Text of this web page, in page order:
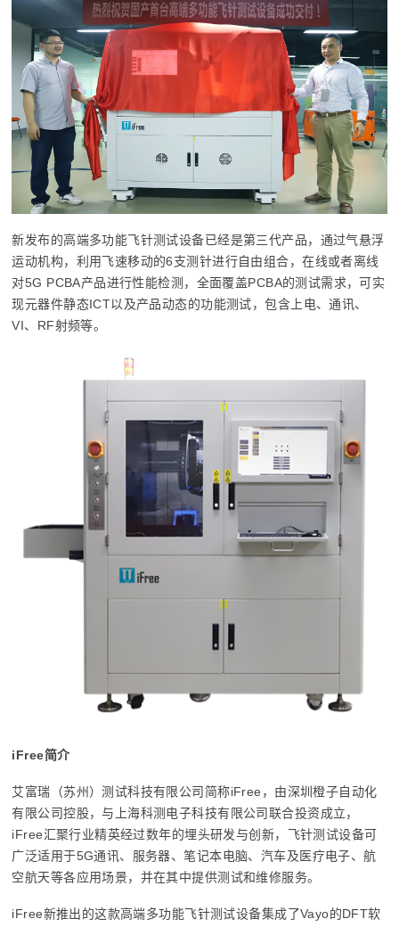
新发布的高端多功能飞针测试设备已经是第三代产品，通过气悬浮
运动机构，利用飞速移动的6支测针进行自由组合，在线或者离线
对5G PCBA产品进行性能检测，全面覆盖PCBA的测试需求，可实
现元器件静态ICT以及产品动态的功能测试，包含上电、通讯、
VI、RF射频等。
iFree简介
艾富瑞（苏州）测试科技有限公司简称iFree，由深圳橙子自动化
有限公司控股，与上海科测电子科技有限公司联合投资成立，
iFree汇聚行业精英经过数年的埋头研发与创新，飞针测试设备可
广泛适用于5G通讯、服务器、笔记本电脑、汽车及医疗电子、航
空航天等各应用场景，并在其中提供测试和维修服务。
iFree新推出的这款高端多功能飞针测试设备集成了Vayo的DFT软